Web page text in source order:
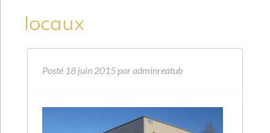
locaux
Posté 18 juin 2015 paradminreatub